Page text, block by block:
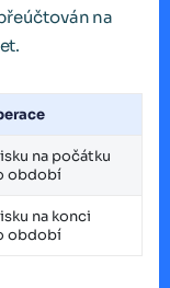
na
na počátku
období
na konci
období